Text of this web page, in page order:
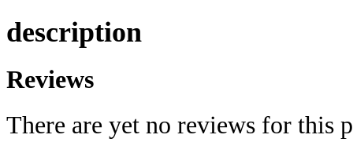
description
Reviews
There are yet no reviews for this